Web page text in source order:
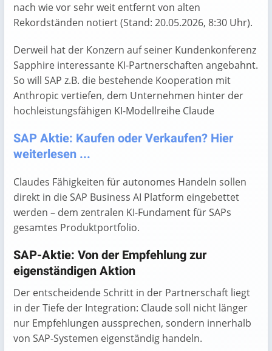
nach wie vor sehr weit entfernt von alten
Rekordständen notiert (Stand: 20.05.2026, 8:30 Uhr).
Derweil hat der Konzern auf seiner Kundenkonferenz
Sapphire interessante KI-Partnerschaften angebahnt.
So will SAP z.B. die bestehende Kooperation mit
Anthropic vertiefen, dem Unternehmen hinter der
hochleistungsfähigen KI-Modellreihe Claude
SAP Aktie: Kaufen oder Verkaufen? Hier
weiterlesen ...
Claudes Fähigkeiten für autonomes Handeln sollen
direkt in die SAP Business AI Platform eingebettet
werden – dem zentralen KI-Fundament für SAPs
gesamtes Produktportfolio.
SAP-Aktie: Von der Empfehlung zur
eigenständigen Aktion
Der entscheidende Schritt in der Partnerschaft liegt
in der Tiefe der Integration: Claude soll nicht länger
nur Empfehlungen aussprechen, sondern innerhalb
von SAP-Systemen eigenständig handeln.